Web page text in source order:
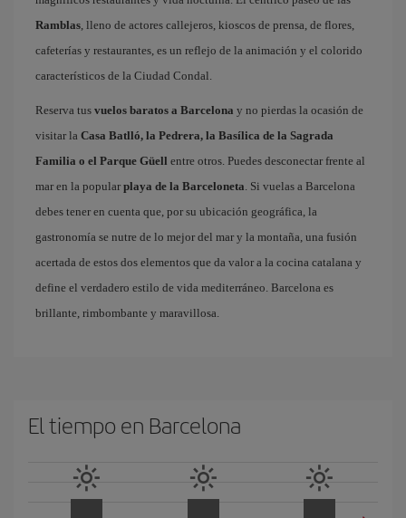
Ramblas, lleno de actores callejeros, kioscos de prensa, de flores,
cafeterías y restaurantes, es un reflejo de la animación y el colorido
característicos de la Ciudad Condal.
Reserva tus vuelos baratos a Barcelona y no pierdas la ocasión de
visitar la Casa Batlló, la Pedrera, la Basílica de la Sagrada
Familia o el Parque Güell entre otros. Puedes desconectar frente al
mar en la popular playa de la Barceloneta. Si vuelas a Barcelona
debes tener en cuenta que, por su ubicación geográfica, la
gastronomía se nutre de lo mejor del mar y la montaña, una fusión
acertada de estos dos elementos que da valor a la cocina catalana y
define el verdadero estilo de vida mediterráneo. Barcelona es
brillante, rimbombante y maravillosa.
El tiempo en Barcelona